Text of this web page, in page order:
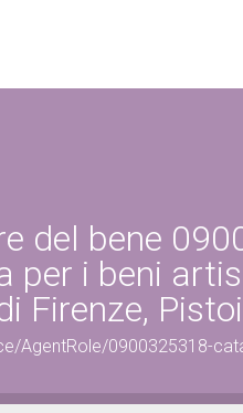
del bene
per i beni
Firenze,
AgentRole/0900325318-